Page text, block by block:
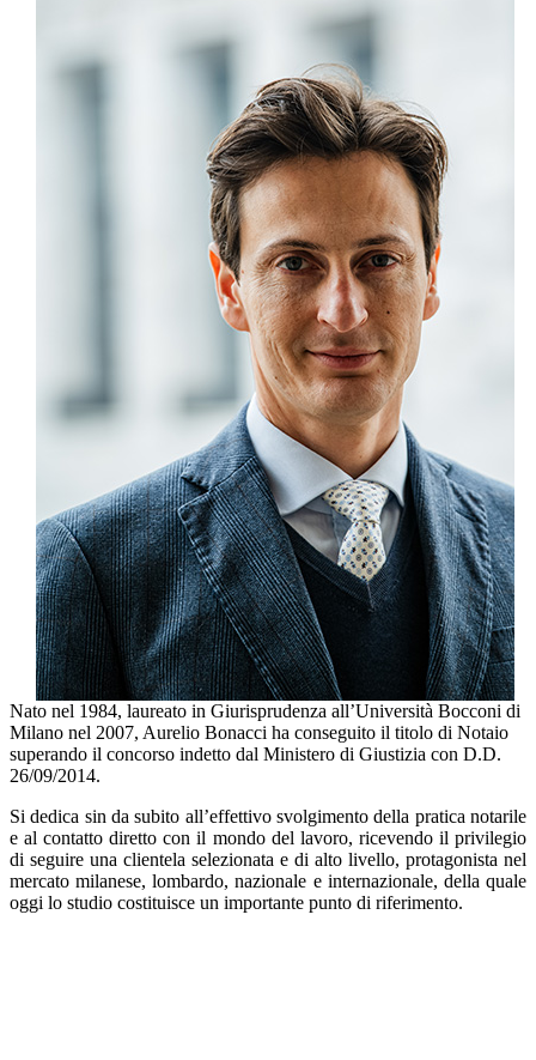
Nato nel 1984, laureato in Giurisprudenza all’Università Bocconi di
Milano nel 2007, Aurelio Bonacci ha conseguito il titolo di Notaio
superando il concorso indetto dal Ministero di Giustizia con D.D.
26/09/2014.
Si dedica sin da subito all’effettivo svolgimento della pratica notarile
e al contatto diretto con il mondo del lavoro, ricevendo il privilegio
di seguire una clientela selezionata e di alto livello, protagonista nel
mercato milanese, lombardo, nazionale e internazionale, della quale
oggi lo studio costituisce un importante punto di riferimento.